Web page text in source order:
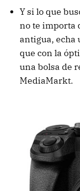
Y si lo que
no te importa
antigua, echa
que con la
una bolsa de
MediaMarkt.